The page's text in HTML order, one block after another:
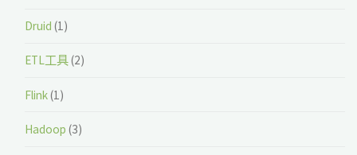
Druid (1)
ETL工具(2)
Flink(1)
Hadoop (3)